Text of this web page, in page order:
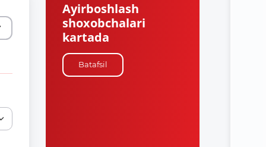
Ayirboshlash
shoxobchalari
kartada
Batafsil